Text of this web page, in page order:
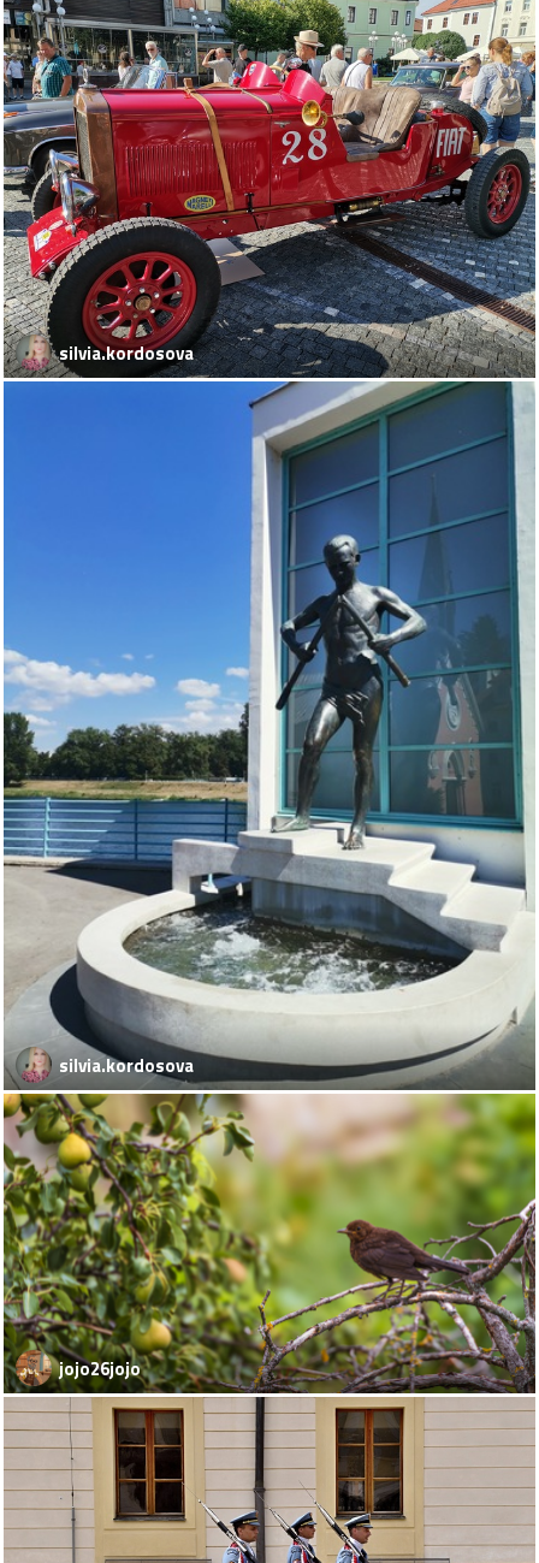
silvia.kordosova
silvia.kordosova
jojo26jojo